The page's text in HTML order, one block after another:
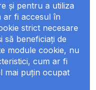
și pentru a utiliza
ar fi accesul în
strict necesare
să beneficiați de
module cookie, nu
cum ar fi
mai puțin ocupat